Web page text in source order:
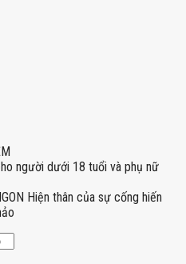
người dưới 18 tuổi và phụ nữ
Hiện thân của sự cống hiến